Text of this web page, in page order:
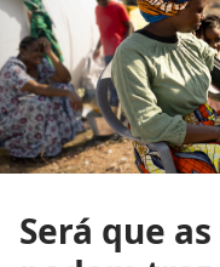
Será que